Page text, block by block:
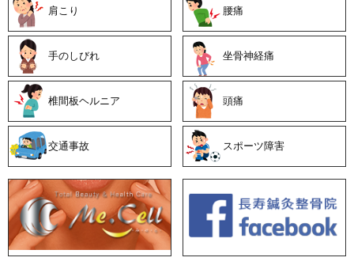
善 肩こり 腰痛
手のしびれ 坐骨神経痛
椎間板ヘルニア 頭痛
交通事故 スポーツ障害